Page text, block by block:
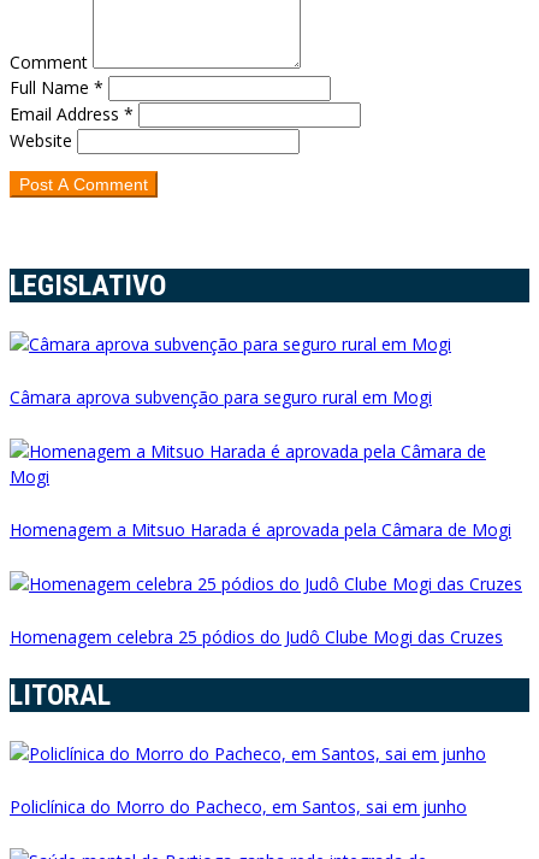
Comment
Full Name *
Email Address *
Website
LEGISLATIVO
Câmara aprova subvenção para seguro rural em Mogi
Homenagem a Mitsuo Harada é aprovada pela Câmara de Mogi
Homenagem celebra 25 pódios do Judô Clube Mogi das Cruzes
LITORAL
Policlínica do Morro do Pacheco, em Santos, sai em junho